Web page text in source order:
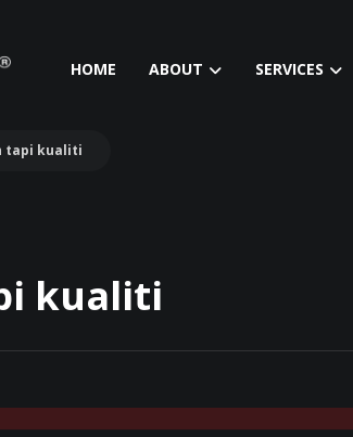
HOME ABOUT SERVICES
tapi kualiti
kualiti